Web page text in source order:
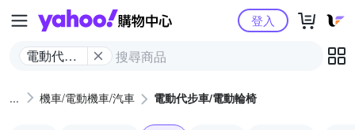
Yahoo購物中心
電動代步
椅
登入
機車/電動機車/汽車 電動代步車/電動輪椅